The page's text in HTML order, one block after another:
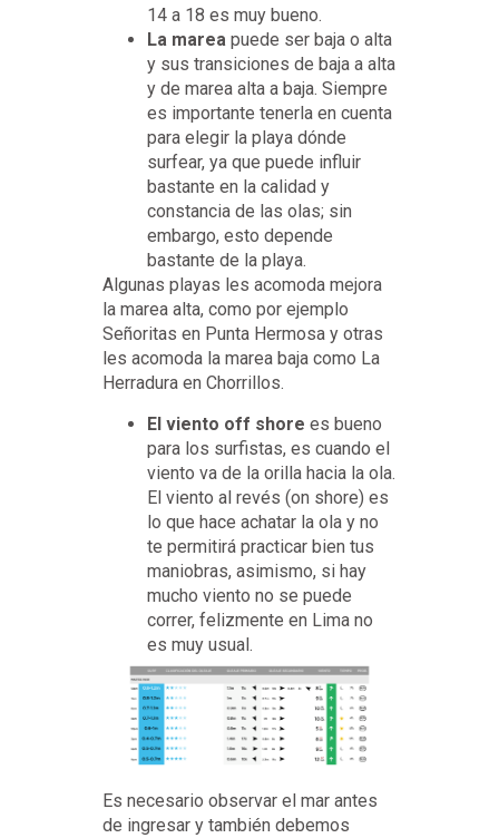
14 a 18 es muy bueno.
La marea puede ser baja o alta
y sus transiciones de baja a alta
y de marea alta a baja. Siempre
es importante tenerla en cuenta
para elegir la playa dónde
surfear, ya que puede influir
bastante en la calidad y
constancia de las olas; sin
embargo, esto depende
bastante de la playa.
Algunas playas les acomoda mejora
la marea alta, como por ejemplo
Señoritas en Punta Hermosa y otras
les acomoda la marea baja como La
Herradura en Chorrillos.
El viento off shore es bueno
para los surfistas, es cuando el
viento va de la orilla hacia la ola.
El viento al revés (on shore) es
lo que hace achatar la ola y no
te permitirá practicar bien tus
maniobras, asimismo, si hay
mucho viento no se puede
correr, felizmente en Lima no
es muy usual.
Es necesario observar el mar antes
de ingresar y también debemos